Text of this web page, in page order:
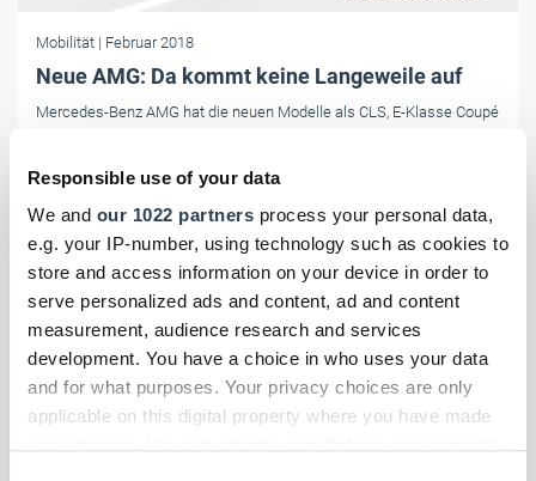
Responsible use of your data
We and our 1022 partners process your personal data,
e.g. your IP-number, using technology such as cookies to
store and access information on your device in order to
serve personalized ads and content, ad and content
measurement, audience research and services
development. You have a choice in who uses your data
and for what purposes. Your privacy choices are only
applicable on this digital property where you have made
Mobilität | Februar 2018
Neue AMG: Da kommt keine Langeweile auf
Mercedes-Benz AMG hat die neuen Modelle als CLS, E-Klasse Coupé